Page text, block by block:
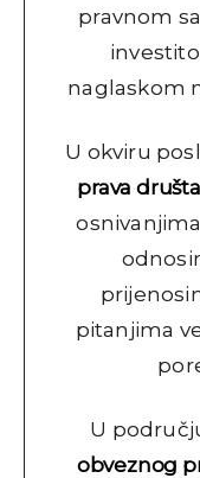
pravnom
naglaskom
U okviru
prava
pitanjima
U
obveznog